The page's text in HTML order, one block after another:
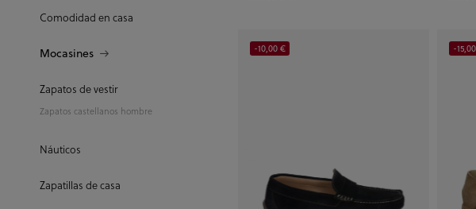
Comodidad en casa
Mocasines
Zapatos de vestir
Zapatos castellanos hombre
Náuticos
Zapatillas de casa
-10,00 € -